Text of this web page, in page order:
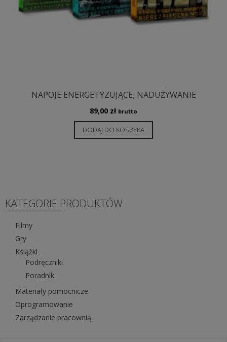
NAPOJE ENERGETYZUJĄCE, NADUŻYWANIE
89,00 zł brutto
DODAJ DO KOSZYKA
KATEGORIE PRODUKTÓW
Filmy
Gry
Książki
Podręczniki
Poradnik
Materiały pomocnicze
Oprogramowanie
Zarządzanie pracownią